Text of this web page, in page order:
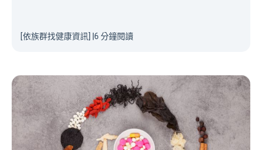
[依族群找健康資訊] 6 分鐘閱讀